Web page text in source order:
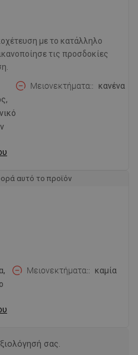
με το κατάλληλο
τις προσδοκίες
Μειονεκτήματα: κανένα
αυτό το προϊόν
Μειονεκτήματα: καμία
σας.